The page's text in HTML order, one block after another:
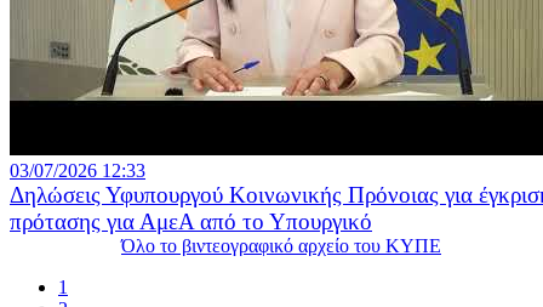
03/07/2026 12:33
Δηλώσεις Υφυπουργού Κοινωνικής Πρόνοιας για
πρότασης για ΑμεΑ από το Υπουργικό
Όλο το βιντεογραφικό αρχείο του ΚΥΠΕ
1